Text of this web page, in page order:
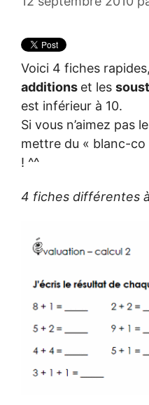
Voici 4 fiches
additions et les
est inférieur à 10.
Si vous n’aimez pas
mettre du « blanc-co
! ^^
4 fiches différentes